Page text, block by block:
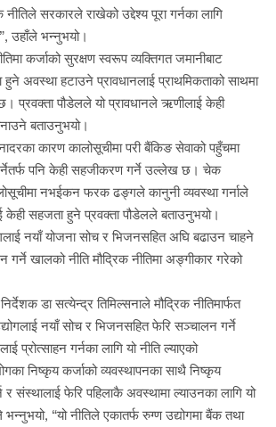
सरकारले राखेको उद्देश्य पूरा गर्नका लागि
उहाँले भन्नुभयो।
कर्जाको सुरक्षण स्वरूप व्यक्तिगत जमानीबाट
हुने अवस्था हटाउने प्रावधानलाई प्राथमिकताको साथमा
प्रवक्ता पौडेलले यो प्रावधानले ऋणीलाई केही
बताउनुभयो।
कारण कालोसूचीमा परी बैंकिङ सेवाको पहुँचमा
पनि केही सहजीकरण गर्ने उल्लेख छ। चेक
नभईकन फरक ढङ्गले कानुनी व्यवस्था गर्नाले
केही सहजता हुने प्रवक्ता पौडेलले बताउनुभयो।
नयाँ योजना सोच र भिजनसहित अघि बढाउन चाहने
गर्ने खालको नीति मौद्रिक नीतिमा अङ्गीकार गरेको
डा सत्येन्द्र तिमिल्सनाले मौद्रिक नीतिमार्फत
नयाँ सोच र भिजनसहित फेरि सञ्चालन गर्ने
प्रोत्साहन गर्नका लागि यो नीति ल्याएको
निष्कृय कर्जाको व्यवस्थापनका साथै निष्कृय
र संस्थालाई फेरि पहिलाकै अवस्थामा ल्याउनका लागि यो
भन्नुभयो, “यो नीतिले एकातर्फ रुग्ण उद्योगमा बैंक तथा